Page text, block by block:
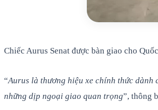
Chiếc Aurus Senat được bàn giao cho
“Aurus là thương hiệu xe chính thức
những dịp ngoại giao quan trọng”, thông